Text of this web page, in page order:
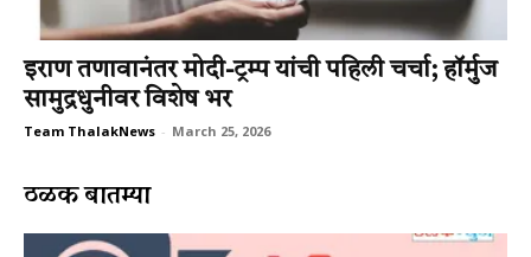
इराण तणावानंतर मोदी-ट्रम्प यांची पहिली चर्चा; हॉर्मुज
सामुद्रधुनीवर विशेष भर
Team ThalakNews - March 25, 2026
ठळक बातम्या